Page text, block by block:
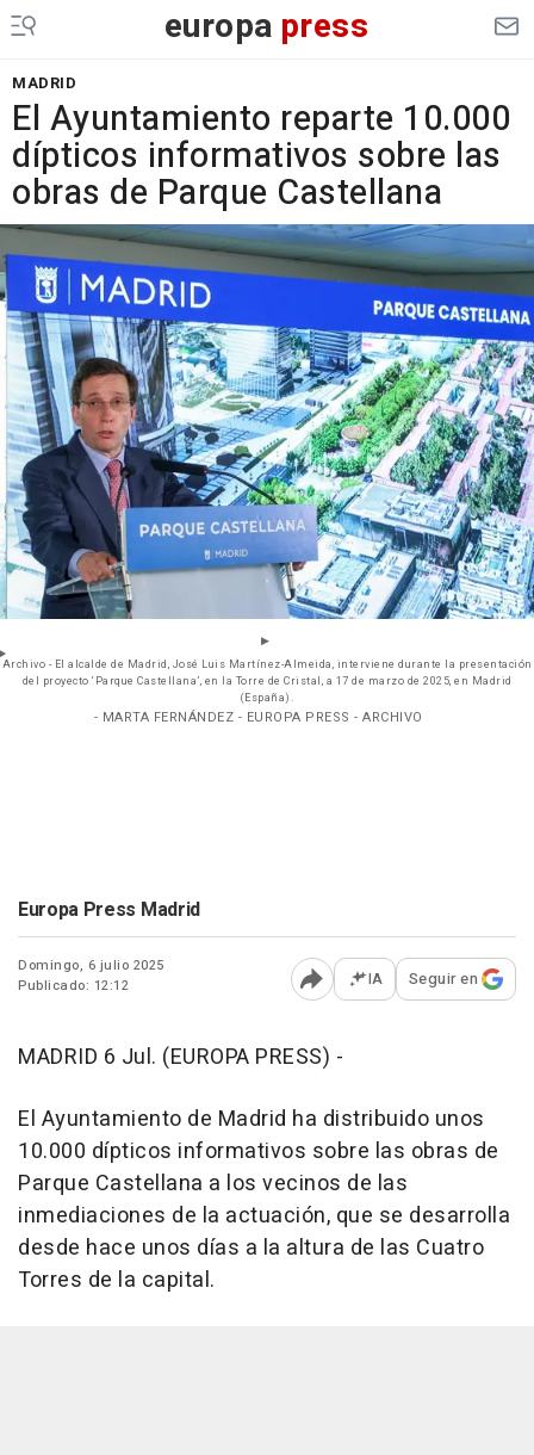
europa press
MADRID
El Ayuntamiento reparte 10.000
dípticos informativos sobre las
obras de Parque Castellana
Archivo - El alcalde de Madrid, José Luis Martínez-Almeida, interviene durante la presentación
del proyecto ‘Parque Castellana’, en la Torre de Cristal, a 17 de marzo de 2025, en Madrid
(España).
- MARTA FERNÁNDEZ - EUROPA PRESS - ARCHIVO
Europa Press Madrid
Domingo, 6 julio 2025
Publicado: 12:12
Abrir opciones para
IA Seguir en
MADRID 6 Jul. (EUROPA PRESS) -
El Ayuntamiento de Madrid ha distribuido unos
10.000 dípticos informativos sobre las obras de
Parque Castellana a los vecinos de las
inmediaciones de la actuación, que se desarrolla
desde hace unos días a la altura de las Cuatro
Torres de la capital.